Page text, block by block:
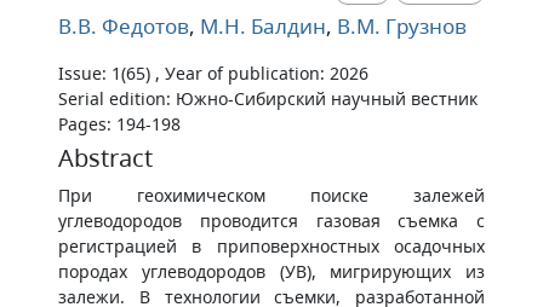
В.В. Федотов, М.Н. Балдин, В.М. Грузнов
Issue: 1(65) , Уear of publication: 2026
Serial edition: Южно-Сибирский научный вестник
Pages: 194-198
Abstract
При геохимическом поиске залежей
углеводородов проводится газовая съемка с
регистрацией в приповерхностных осадочных
породах углеводородов (УВ), мигрирующих из
залежи. В технологии съемки, разработанной